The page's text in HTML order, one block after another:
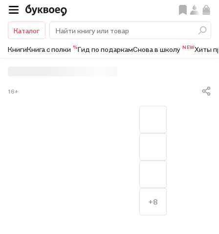
Каталог
КнигиКнига с полки %Гид по подаркамСнова в школу NEWХиты
16+
+8